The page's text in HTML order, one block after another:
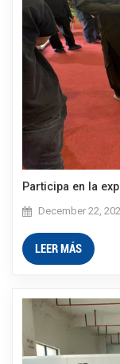
Participa en la
December 22,
LEER MÁS